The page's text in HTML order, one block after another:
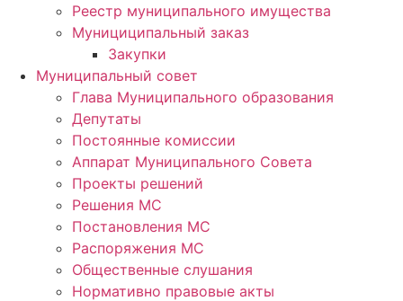
Реестр муниципального имущества
Мунициципальный заказ
Закупки
Муниципальный совет
Глава Муниципального образования
Депутаты
Постоянные комиссии
Аппарат Муниципального Совета
Проекты решений
Решения МС
Постановления МС
Распоряжения МС
Общественные слушания
Нормативно правовые акты